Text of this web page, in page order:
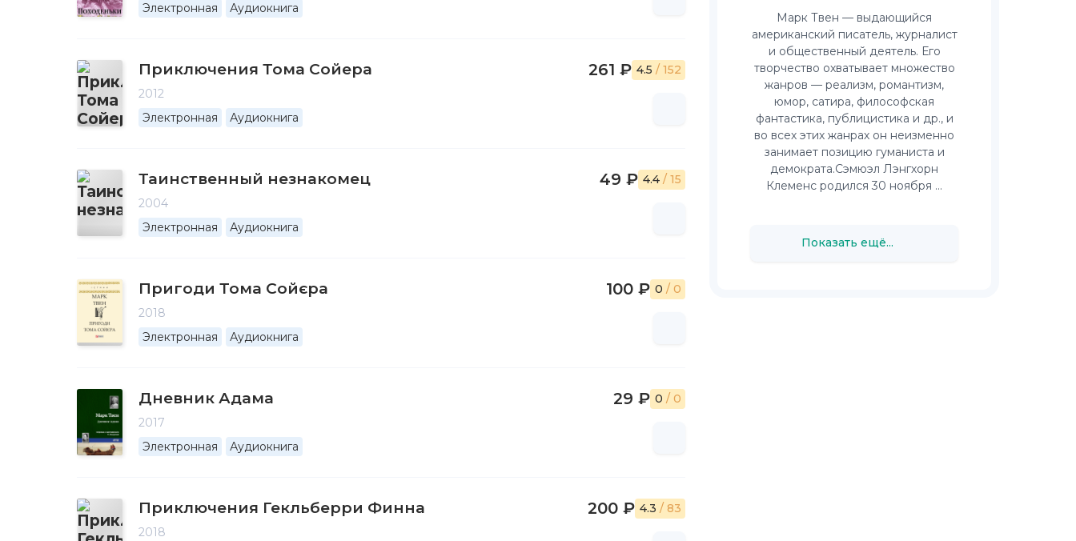
Электронная
Аудиокнига
Приключения Тома Сойера
2012
Электронная
Аудиокнига
261 ₽ 4.5 / 152
Таинственный незнакомец
2004
Электронная
Аудиокнига
49 ₽ 4.4 / 15
Пригоди Тома Сойєра
2018
Электронная
Аудиокнига
100 ₽ 0 / 0
Дневник Адама
2017
Электронная
Аудиокнига
29 ₽ 0 / 0
Приключения Гекльберри Финна
2018
200 ₽ 4.3 / 83
Марк Твен — выдающийся
американский писатель, журналист
и общественный деятель. Его
творчество охватывает множество
жанров — реализм, романтизм,
юмор, сатира, философская
фантастика, публицистика и др., и
во всех этих жанрах он неизменно
занимает позицию гуманиста и
демократа.Сэмюэл Лэнгхорн
Клеменс родился 30 ноября ...
Показать ещё...